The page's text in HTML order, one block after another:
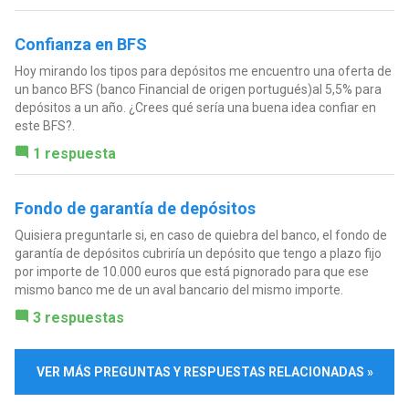
Confianza en BFS
Hoy mirando los tipos para depósitos me encuentro una oferta de
un banco BFS (banco Financial de origen portugués)al 5,5% para
depósitos a un año. ¿Crees qué sería una buena idea confiar en
este BFS?.
1 respuesta
Fondo de garantía de depósitos
Quisiera preguntarle si, en caso de quiebra del banco, el fondo de
garantía de depósitos cubriría un depósito que tengo a plazo fijo
por importe de 10.000 euros que está pignorado para que ese
mismo banco me de un aval bancario del mismo importe.
3 respuestas
VER MÁS PREGUNTAS Y RESPUESTAS RELACIONADAS »